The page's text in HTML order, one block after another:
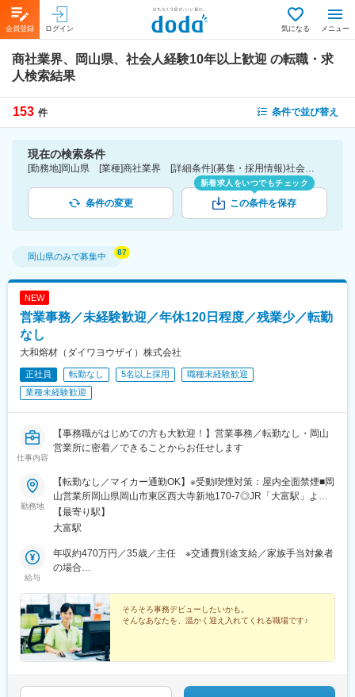
会員登録 ログイン 気になる メニュー
商社業界、岡山県、社会人経験10年以上歓迎 の転職・求
人検索結果
153 件 条件で並び替え
現在の検索条件
[勤務地]岡山県 [業種]商社業界 [詳細条件](募集・採用情報)社会人経験10年以上歓迎
条件の変更
新着求人をいつでもチェック
この条件を保存
岡山県のみで募集中
NEW
営業事務／未経験歓迎／年休120日程度／残業少／転勤
なし
大和熔材（ダイワヨウザイ）株式会社
正社員 転勤なし 5名以上採用
職種未経験歓迎
業種未経験歓迎
仕事内容
【事務職がはじめての方も大歓迎！】営業事務／転勤なし・岡山
営業所に密着／できることからお任せします
勤務地
【転勤なし／マイカー通勤OK】※受動喫煙対策：屋内全面禁煙■岡
山営業所岡山県岡山市東区西大寺新地170-7◎JR「大富駅」より
車で7分
【最寄り駅】
大富駅
給与
年収約470万円／35歳／主任 ※交通費別途支給／家族手当対象者
の場合
対象者の場合
そろそろ事務デビューしたいかも。
そんなあなたを、温かく迎え入れてくれる職場です♪